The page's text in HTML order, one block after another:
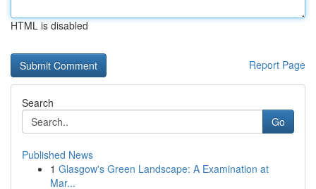
HTML is disabled
Report Page
Search
Go
Published News
1 Glasgow's Green Landscape: A Examination at
Mar...